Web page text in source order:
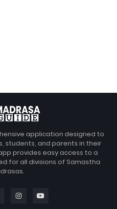
application designed to
students, and parents in their
provides easy access to a
for all divisions of Samastha